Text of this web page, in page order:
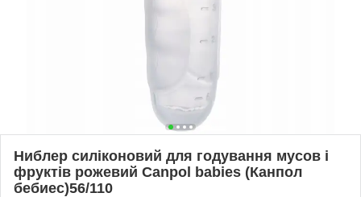
Ниблер силіконовий для годування мусов і
фруктів рожевий Canpol babies (Канпол
бебиес)56/110